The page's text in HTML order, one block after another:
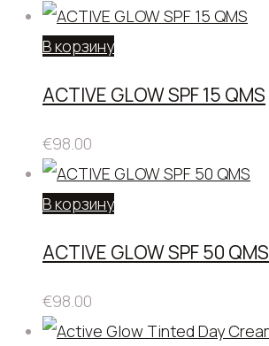
В корзину
ACTIVE GLOW SPF 15 QMS
€98.00
В корзину
ACTIVE GLOW SPF 50 QMS
€98.00